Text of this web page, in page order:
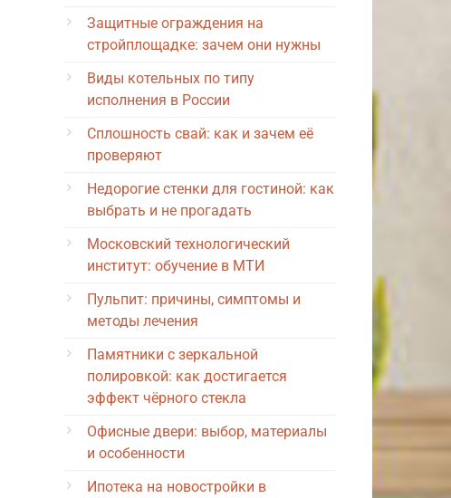
Защитные ограждения на
стройплощадке: зачем они нужны
Виды котельных по типу
исполнения в России
Сплошность свай: как и зачем её
проверяют
Недорогие стенки для гостиной: как
выбрать и не прогадать
Московский технологический
институт: обучение в МТИ
Пульпит: причины, симптомы и
методы лечения
Памятники с зеркальной
полировкой: как достигается
эффект чёрного стекла
Офисные двери: выбор, материалы
и особенности
Ипотека на новостройки в